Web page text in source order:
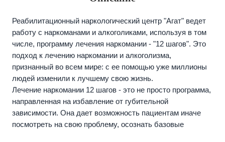
Реабилитационный наркологический центр "Агат" ведет
работу с наркоманами и алкоголиками, используя в том
числе, программу лечения наркомании - "12 шагов". Это
подход к лечению наркомании и алкоголизма,
признанный во всем мире: с ее помощью уже миллионы
людей изменили к лучшему свою жизнь.
Лечение наркомании 12 шагов - это не просто программа,
направленная на избавление от губительной
зависимости. Она дает возможность пациентам иначе
посмотреть на свою проблему, осознать базовые